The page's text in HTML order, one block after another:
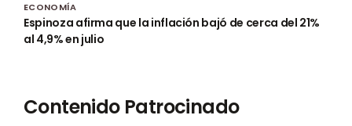
ECONOMÍA
Espinoza afirma que la inflación bajó de cerca del 21%
al 4,9% en julio
Contenido Patrocinado